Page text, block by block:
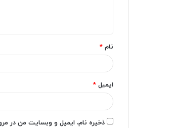
*
نام *
ایمیل *
ذخیره نام، ایمیل و وبسایت من در